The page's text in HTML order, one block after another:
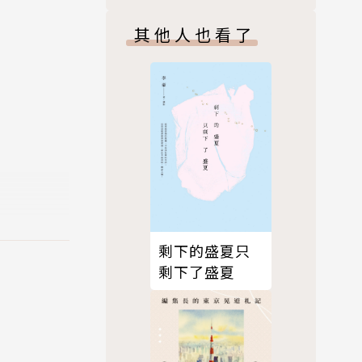
平常人
，重啟
其他人也看了
剩下的盛夏只
剩下了盛夏